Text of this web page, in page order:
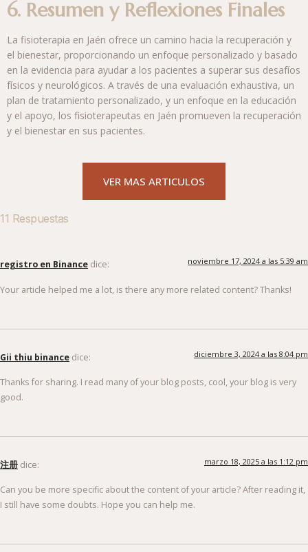
6. Resumen y Reflexiones Finales
La fisioterapia en Jaén ofrece un camino hacia la recuperación y
el bienestar, proporcionando un enfoque personalizado y basado
en la evidencia para ayudar a los pacientes a superar sus desafíos
físicos y neurológicos. A través de una evaluación exhaustiva, un
plan de tratamiento personalizado, y un enfoque en la educación
y el apoyo, los fisioterapeutas en Jaén promueven la recuperación
y el bienestar en sus pacientes.
VER MAS ARTICULOS
11 Respuestas
registro en Binance dice: noviembre 17, 2024 a las 5:39 am
Your article helped me a lot, is there any more related content? Thanks!
Gii thiu binance dice: diciembre 3, 2024 a las 8:04 pm
Thanks for sharing. I read many of your blog posts, cool, your blog is very
good.
注册 dice: marzo 18, 2025 a las 1:12 pm
Can you be more specific about the content of your article? After reading it,
I still have some doubts. Hope you can help me.